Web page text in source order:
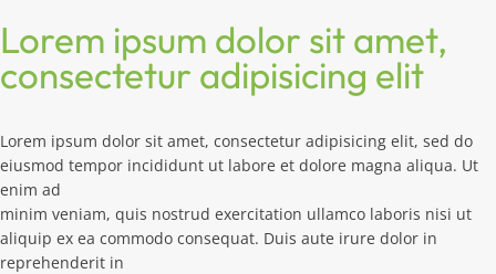
Lorem ipsum dolor sit amet,
consectetur adipisicing elit
Lorem ipsum dolor sit amet, consectetur adipisicing elit, sed do
eiusmod tempor incididunt ut labore et dolore magna aliqua. Ut
enim ad
minim veniam, quis nostrud exercitation ullamco laboris nisi ut
aliquip ex ea commodo consequat. Duis aute irure dolor in
reprehenderit in